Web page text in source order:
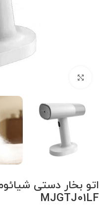
MJGTJ01LF